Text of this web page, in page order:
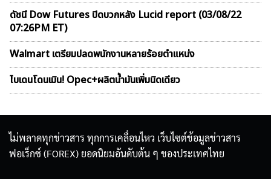
ดัชนี Dow Futures ปิดบวกหลัง Lucid report (03/08/22
07:26PM ET)
Walmart เตรียมปลดพนักงานหลายร้อยตำแหน่ง
ไบเดนโดนเมิน! Opec+ผลิตน้ำมันเพิ่มนิดเดียว
ไม่พลาดทุกข่าวสาร ทุกการเคลื่อนไหว เว็บไซต์ข้อมูลข่าวสาร
ฟอเร็กซ์ (FOREX) ยอดนิยมอันดับต้น ๆ ของประเทศไทย